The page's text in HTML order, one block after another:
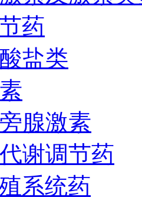
药
盐类
腺激素
谢调节药
系统药